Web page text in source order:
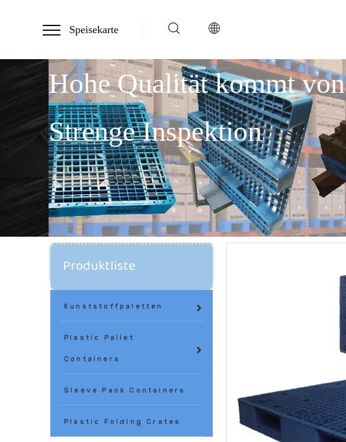
Speisekarte
Hohe Qualität kommt von
Strenge Inspektion
Produktliste
Kunststoffpaletten
Plastic Pallet
Containers
Sleeve Pack Containers
Plastic Folding Crates